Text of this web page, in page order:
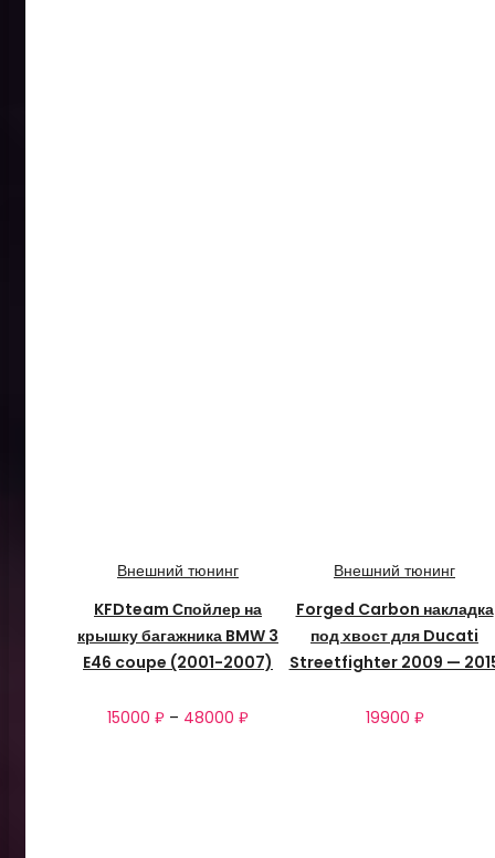
Внешний тюнинг
KFDteam Спойлер на
крышку багажника BMW 3
E46 coupe (2001-2007)
15000 ₽ – 48000 ₽
Внешний тюнинг
Forged Carbon накладка
под хвост для Ducati
Streetfighter 2009 —
19900 ₽